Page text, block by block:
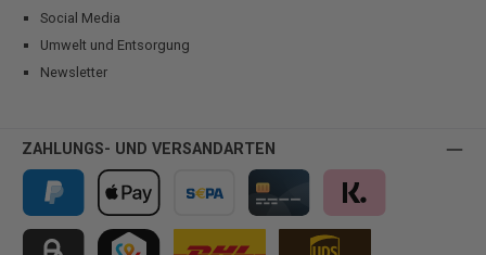
Social Media
Umwelt und Entsorgung
Newsletter
ZAHLUNGS- UND VERSANDARTEN
PayPal Apple Pay Vorkasse Kreditkarte Klarna